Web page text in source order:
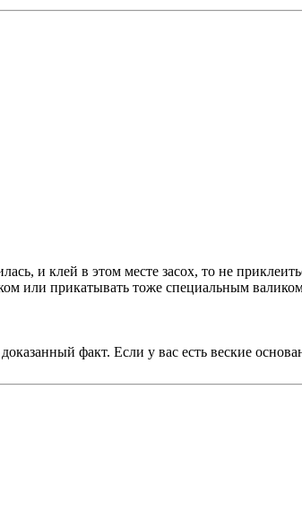
и клей в этом месте засох, то не
или прикатывать тоже специальным
факт. Если у вас есть веские